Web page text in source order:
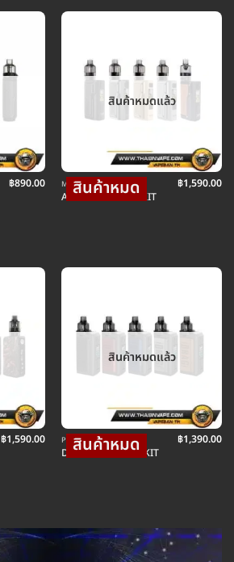
฿890.00
สินค้าหมดแล้ว
MOD บุหรี่ไฟฟ้าม็อดบ๊อก
ARGUS GT 160W KIT
฿1,590.00
฿1,590.00
สินค้าหมดแล้ว
POD พอตบุหรี่ไฟฟ้า
DRAG MAX 177W KIT
฿1,390.00